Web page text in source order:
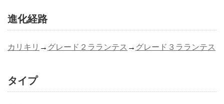
進化経路
カリキリ → グレード２ラランテス → グレード３ラランテス
タイプ